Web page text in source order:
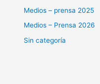
Medios – prensa 2025
Medios – Prensa 2026
Sin categoría